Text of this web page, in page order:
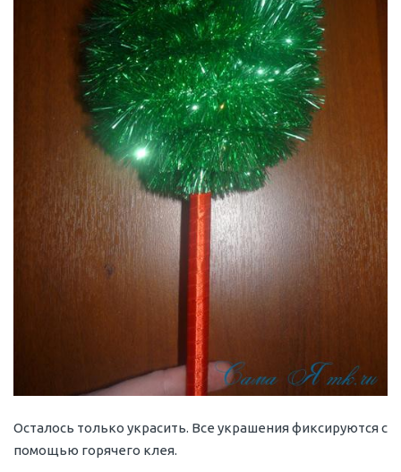
Осталось только украсить. Все украшения фиксируются с
помощью горячего клея.